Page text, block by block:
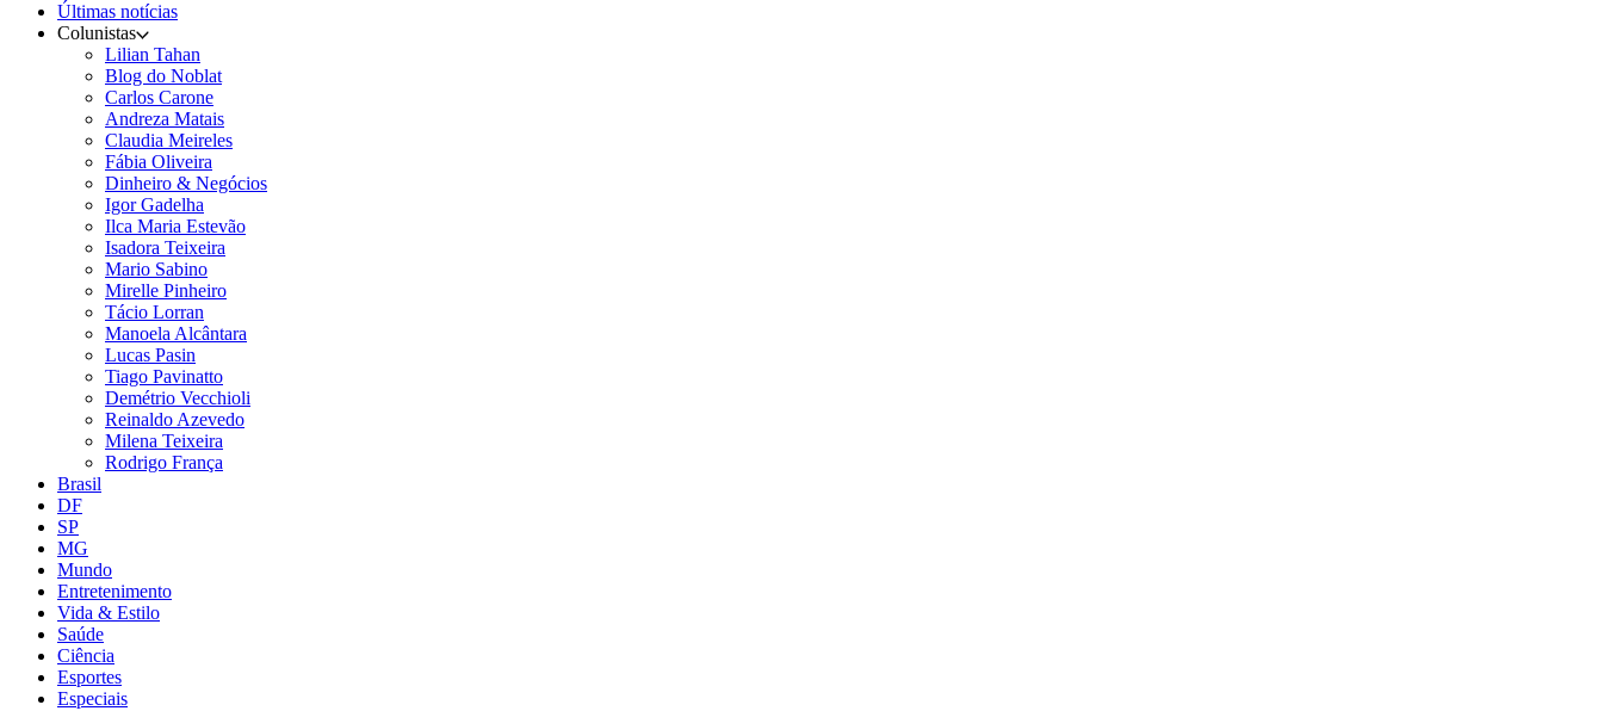
Últimas notícias
Colunistas
Lilian Tahan
Blog do Noblat
Carlos Carone
Andreza Matais
Claudia Meireles
Fábia Oliveira
Dinheiro & Negócios
Igor Gadelha
Ilca Maria Estevão
Isadora Teixeira
Mario Sabino
Mirelle Pinheiro
Tácio Lorran
Manoela Alcântara
Lucas Pasin
Tiago Pavinatto
Demétrio Vecchioli
Reinaldo Azevedo
Milena Teixeira
Rodrigo França
Brasil
DF
SP
MG
Mundo
Entretenimento
Vida & Estilo
Saúde
Ciência
Esportes
Especiais